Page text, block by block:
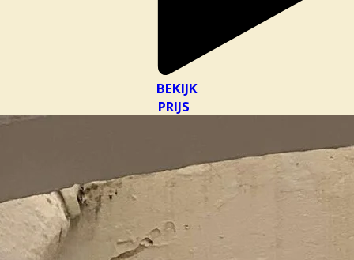
BEKIJK
PRIJS